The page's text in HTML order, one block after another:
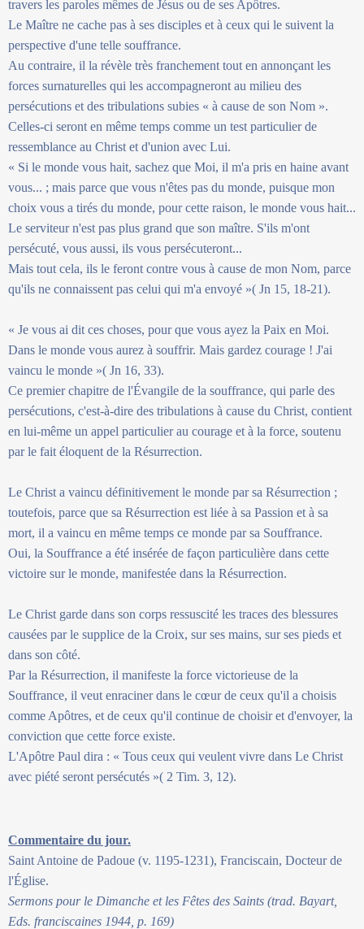
travers les paroles mêmes de Jésus ou de ses Apôtres.
Le Maître ne cache pas à ses disciples et à ceux qui le suivent la
perspective d'une telle souffrance.
Au contraire, il la révèle très franchement tout en annonçant les
forces surnaturelles qui les accompagneront au milieu des
persécutions et des tribulations subies « à cause de son Nom ».
Celles-ci seront en même temps comme un test particulier de
ressemblance au Christ et d'union avec Lui.
« Si le monde vous hait, sachez que Moi, il m'a pris en haine avant
vous... ; mais parce que vous n'êtes pas du monde, puisque mon
choix vous a tirés du monde, pour cette raison, le monde vous hait...
Le serviteur n'est pas plus grand que son maître. S'ils m'ont
persécuté, vous aussi, ils vous persécuteront...
Mais tout cela, ils le feront contre vous à cause de mon Nom, parce
qu'ils ne connaissent pas celui qui m'a envoyé »( Jn 15, 18-21).
« Je vous ai dit ces choses, pour que vous ayez la Paix en Moi.
Dans le monde vous aurez à souffrir. Mais gardez courage ! J'ai
vaincu le monde »( Jn 16, 33).
Ce premier chapitre de l'Évangile de la souffrance, qui parle des
persécutions, c'est-à-dire des tribulations à cause du Christ, contient
en lui-même un appel particulier au courage et à la force, soutenu
par le fait éloquent de la Résurrection.
Le Christ a vaincu définitivement le monde par sa Résurrection ;
toutefois, parce que sa Résurrection est liée à sa Passion et à sa
mort, il a vaincu en même temps ce monde par sa Souffrance.
Oui, la Souffrance a été insérée de façon particulière dans cette
victoire sur le monde, manifestée dans la Résurrection.
Le Christ garde dans son corps ressuscité les traces des blessures
causées par le supplice de la Croix, sur ses mains, sur ses pieds et
dans son côté.
Par la Résurrection, il manifeste la force victorieuse de la
Souffrance, il veut enraciner dans le cœur de ceux qu'il a choisis
comme Apôtres, et de ceux qu'il continue de choisir et d'envoyer, la
conviction que cette force existe.
L'Apôtre Paul dira : « Tous ceux qui veulent vivre dans Le Christ
avec piété seront persécutés »( 2 Tim. 3, 12).
Commentaire du jour.
Saint Antoine de Padoue (v. 1195-1231), Franciscain, Docteur de
l'Église.
Sermons pour le Dimanche et les Fêtes des Saints (trad. Bayart,
Eds. franciscaines 1944, p. 169)